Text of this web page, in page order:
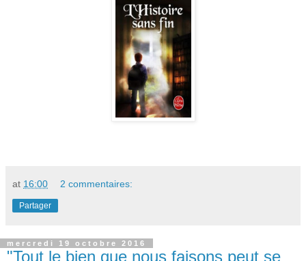
at 16:00 2 commentaires:
Partager
mercredi 19 octobre 2016
"Tout le bien que nous faisons peut se